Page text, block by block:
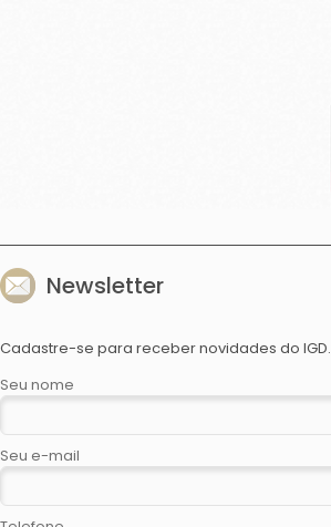
Newsletter
Cadastre-se para receber novidades do IGD.
Seu nome
Seu e-mail